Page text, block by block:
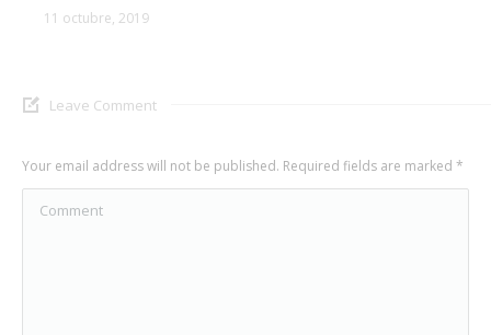
11 octubre, 2019
Leave Comment
Your email address will not be published. Required fields are marked *
Comment